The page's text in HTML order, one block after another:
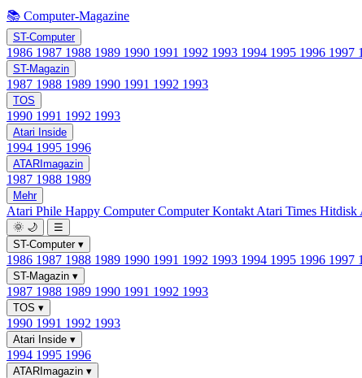
📚 Computer-Magazine
ST-Computer
1986 1987 1988 1989 1990 1991 1992 1993 1994 1995 1996 1997
ST-Magazin
1987 1988 1989 1990 1991 1992 1993
TOS
1990 1991 1992 1993
Atari Inside
1994 1995 1996
ATARImagazin
1987 1988 1989
Mehr
Atari Phile Happy ComputerComputer Kontakt Atari Times Hitdisk
🌞 🌙
☰
ST-Computer ▾
1986 1987 1988 1989 1990 1991 1992 1993 1994 1995 1996 1997
ST-Magazin ▾
1987 1988 1989 1990 1991 1992 1993
TOS ▾
1990 1991 1992 1993
Atari Inside ▾
1994 1995 1996
ATARImagazin ▾